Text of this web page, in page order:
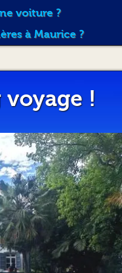
la compétence des
Article
Dans le cas où le
tarif additionnel de
Article
Si le client décide de
remboursement ne sera
voiture ?
à Maurice ?
!